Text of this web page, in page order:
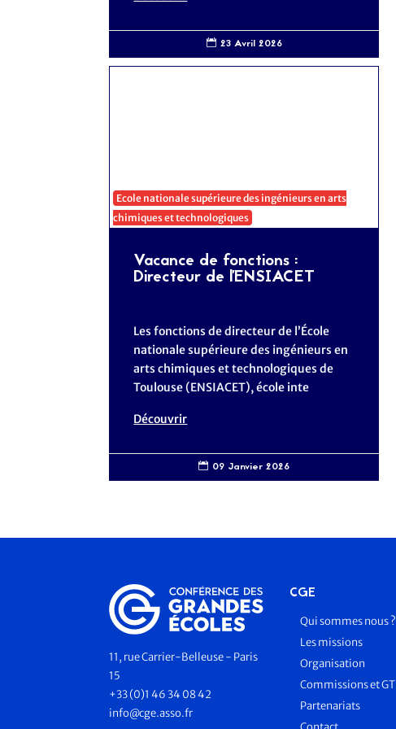
 23 Avril 2026
Ecole nationale supérieure des ingénieurs en arts
chimiques et technologiques
Vacance de fonctions :
Directeur de l'ENSIACET
Les fonctions de directeur de l’École
nationale supérieure des ingénieurs en
arts chimiques et technologiques de
Toulouse (ENSIACET), école inte
Découvrir
 09 Janvier 2026
11, rue Carrier-Belleuse - Paris
15
+33 (0)1 46 34 08 42
info@cge.asso.fr
CGE
Qui sommes nous ?
Les missions
Organisation
Commissions et GT
Partenariats